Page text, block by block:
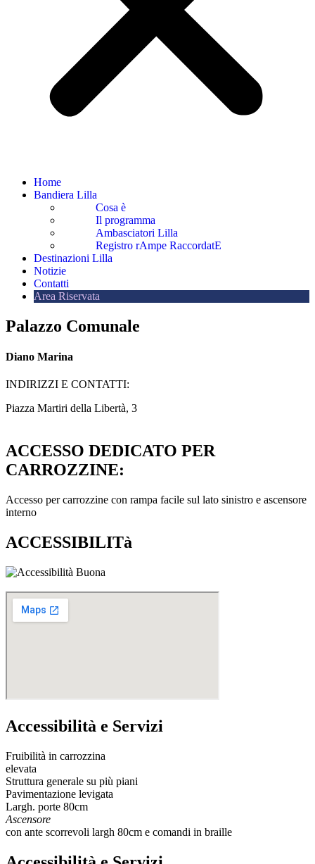
Home
Bandiera Lilla
Cosa è
Il programma
Ambasciatori Lilla
Registro rAmpe RaccordatE
Destinazioni Lilla
Notizie
Contatti
Area Riservata
Palazzo Comunale
Diano Marina
INDIRIZZI E CONTATTI:​
Piazza Martiri della Libertà, 3
ACCESSO DEDICATO PER
CARROZZINE:
Accesso per carrozzine con rampa facile sul lato sinistro e ascensore
interno
ACCESSIBILITà
Accessibilità e Servizi
Fruibilità in carrozzina
elevata
Struttura generale su più piani
Pavimentazione levigata
Largh. porte 80cm
Ascensore
con ante scorrevoli largh 80cm e comandi in braille